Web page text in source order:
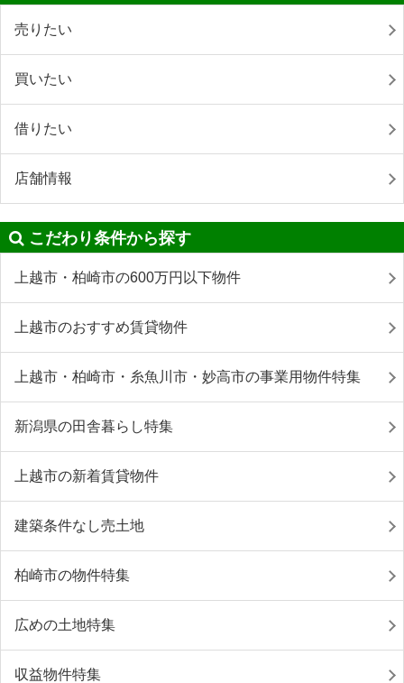
売りたい
買いたい
借りたい
店舗情報
こだわり条件から探す
上越市・柏崎市の600万円以下物件
上越市のおすすめ賃貸物件
上越市・柏崎市・糸魚川市・妙高市の事業用物件特集
新潟県の田舎暮らし特集
上越市の新着賃貸物件
建築条件なし売土地
柏崎市の物件特集
広めの土地特集
収益物件特集